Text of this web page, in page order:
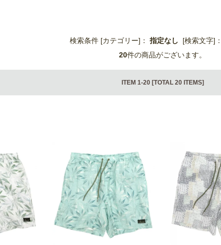
検索条件 [カテゴリー]： 指定なし [検索文字]：
20件の商品がございます。
ITEM 1-20 [TOTAL 20 ITEMS]